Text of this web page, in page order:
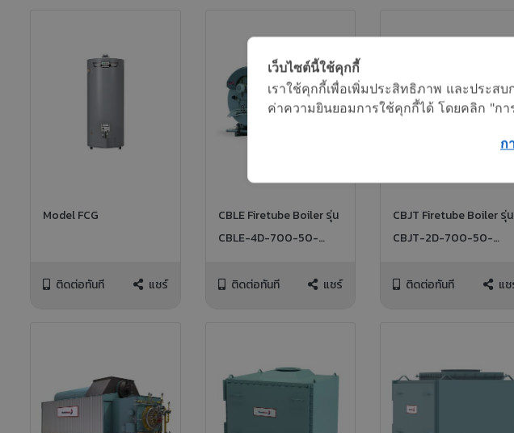
Model FCG
ติดต่อทันที แชร์
CBLE Firetube Boiler รุ่น
CBLE-4D-700-50-
FIREDติดต่อทันที แชร์
CBJT Firetube Boiler รุ่น
CBJT-2D-700-50-
FIREDติดต่อทันที แ
เว็บไซต์นี้ใช้คุกกี้
เราใช้คุกกี้เพื่อเพิ่มประสิทธิภาพ และประส
ค่าความยินยอมการใช้คุกกี้ได้ โดยคลิก "กา
ก